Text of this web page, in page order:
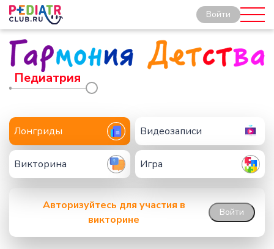
Войти
Педиатрия
Лонгриды Видеозаписи
Викторина Игра
Авторизуйтесь для участия в
викторине
Войти